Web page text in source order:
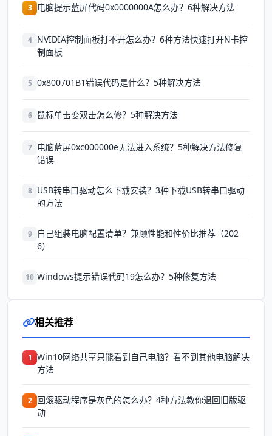
3 电脑提示蓝屏代码0x0000000A怎么办？6种解决方法
4 NVIDIA控制面板打不开怎么办？6种方法快速打开N卡控
制面板
5 0x800701B1错误代码是什么？5种解决方法
6 鼠标单击变双击怎么修？5种解决方法
7 电脑蓝屏0xc000000e无法进入系统？5种解决方法修复
错误
8 USB转串口驱动怎么下载安装？3种下载USB转串口驱动
的方法
9
自己组装电脑配置清单？兼顾性能和性价比推荐（202
6）
10 Windows提示错误代码19怎么办？5种修复方法
相关推荐
1 Win10网络共享只能看到自己电脑？看不到其他电脑解决
方法
2 回滚驱动程序是灰色的怎么办？4种方法教你退回旧版驱
动